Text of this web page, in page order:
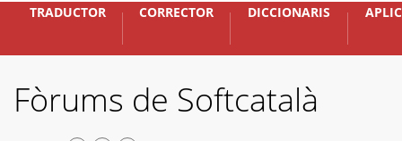
TRADUCTOR CORRECTOR DICCIONARIS
Fòrums de Softcatalà